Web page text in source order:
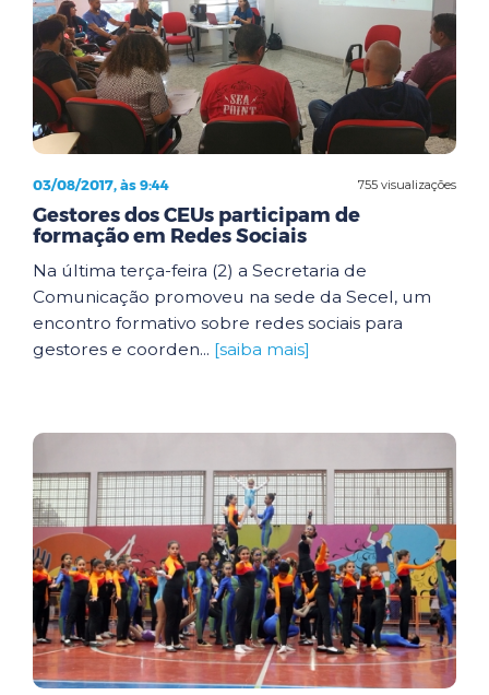
755 visualizações
03/08/2017, às 9:44
Gestores dos CEUs participam de
formação em Redes Sociais
Na última terça-feira (2) a Secretaria de
Comunicação promoveu na sede da Secel, um
encontro formativo sobre redes sociais para
gestores e coorden... [saiba mais]